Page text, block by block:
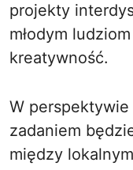
projekty
młodym
kreatywność.
W perspektywie
zadaniem
między